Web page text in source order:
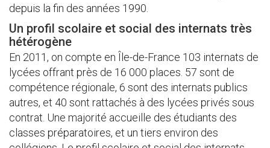
depuis la fin des années 1990.
Un profil scolaire et social des internats très
hétérogène
En 2011, on compte en Île-de-France 103 internats de
lycées offrant près de 16 000 places. 57 sont de
compétence régionale, 6 sont des internats publics
autres, et 40 sont rattachés à des lycées privés sous
contrat. Une majorité accueille des étudiants des
classes préparatoires, et un tiers environ des